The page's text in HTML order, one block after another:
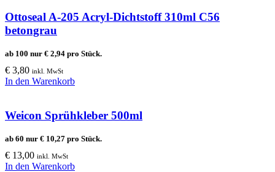
Ottoseal A-205 Acryl-Dichtstoff 310ml C56
betongrau
ab 100 nur € 2,94 pro Stück.
€ 3,80 inkl. MwSt
In den Warenkorb
Weicon Sprühkleber 500ml
ab 60 nur € 10,27 pro Stück.
€ 13,00 inkl. MwSt
In den Warenkorb